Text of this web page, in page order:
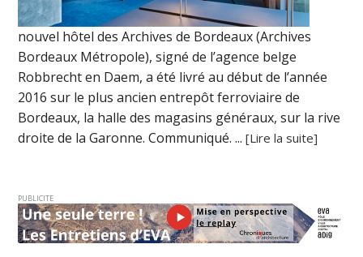
nouvel hôtel des Archives de Bordeaux (Archives
Bordeaux Métropole), signé de l’agence belge
Robbrecht en Daem, a été livré au début de l’année
2016 sur le plus ancien entrepôt ferroviaire de
Bordeaux, la halle des magasins généraux, sur la rive
droite de la Garonne. Communiqué. ...[Lire la suite]
PUBLICITE